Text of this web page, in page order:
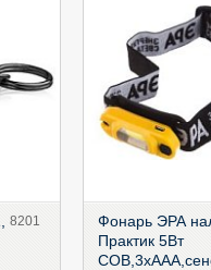
8201
Фонарь ЭРА
Практик 5Вт